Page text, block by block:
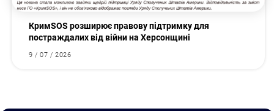
КримSOS розширює правову підтримку для
постраждалих від війни на Херсонщині
9 / 07 / 2026